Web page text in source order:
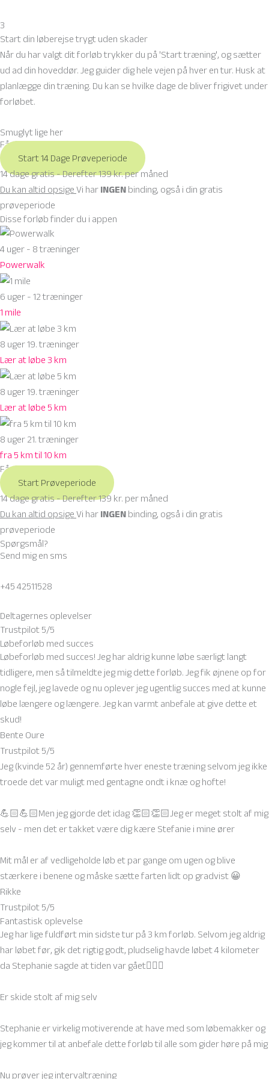
3
Start din løberejse trygt uden skader
Når du har valgt dit forløb trykker du på 'Start træning', og sætter
ud ad din hoveddør. Jeg guider dig hele vejen på hver en tur. Husk at
planlægge din træning. Du kan se hvilke dage de bliver frigivet under
forløbet.
Smuglyt lige her
Få din løbe Coach nu
Start 14 Dage Prøveperiode
14 dage gratis - Derefter 139 kr. per måned
Du kan altid opsige Vi har INGEN binding, også i din gratis
prøveperiode
Disse forløb finder du i appen
4 uger - 8 træninger
Powerwalk
6 uger - 12 træninger
1 mile
8 uger 19. træninger
Lær at løbe 3 km
8 uger 19. træninger
Lær at løbe 5 km
8 uger 21. træninger
fra 5 km til 10 km
Få dine 14 dages gratis nu
Start Prøveperiode
14 dage gratis - Derefter 139 kr. per måned
Du kan altid opsige Vi har INGEN binding, også i din gratis
prøveperiode
Spørgsmål?
Send mig en sms
+45 42511528
Deltagernes oplevelser
Trustpilot 5/5
Løbeforløb med succes
Løbeforløb med succes! Jeg har aldrig kunne løbe særligt langt
tidligere, men så tilmeldte jeg mig dette forløb. Jeg fik øjnene op for
nogle fejl, jeg lavede og nu oplever jeg ugentlig succes med at kunne
løbe længere og længere. Jeg kan varmt anbefale at give dette et
skud!
Bente Oure
Trustpilot 5/5
Jeg (kvinde 52 år) gennemførte hver eneste træning selvom jeg ikke
troede det var muligt med gentagne ondt i knæ og hofte!
💪🏻💪🏻Men jeg gjorde det idag 👏🏻👏🏻Jeg er meget stolt af mig
selv - men det er takket være dig kære Stefanie i mine ører
Mit mål er af vedligeholde løb et par gange om ugen og blive
stærkere i benene og måske sætte farten lidt op gradvist 😀
Rikke
Trustpilot 5/5
Fantastisk oplevelse
Jeg har lige fuldført min sidste tur på 3 km forløb. Selvom jeg aldrig
har løbet før, gik det rigtig godt, pludselig havde løbet 4 kilometer
da Stephanie sagde at tiden var gået🏃🏻‍♀️
Er skide stolt af mig selv
Stephanie er virkelig motiverende at have med som løbemakker og
jeg kommer til at anbefale dette forløb til alle som gider høre på mig
Nu prøver jeg intervaltræning